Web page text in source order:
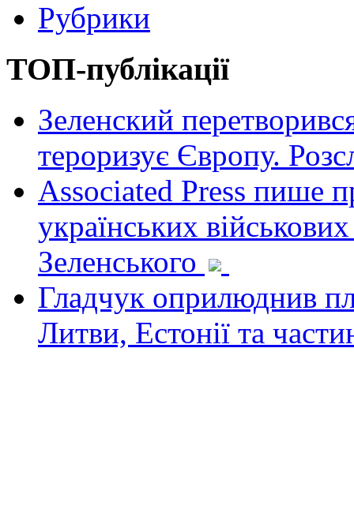
Рубрики
ТОП-публікації
Зеленский
тероризує Європу.
Associated Press пише
українських
Зеленського
Гладчук оприлюднив
Литви, Естонії та